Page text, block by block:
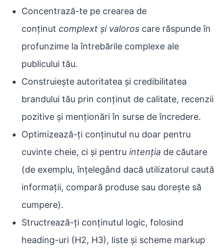
Concentrază-te pe crearea de
conținut complext și valoros care răspunde în
profunzime la întrebările complexe ale
publicului tău.
Construiește autoritatea și credibilitatea
brandului tău prin conținut de calitate, recenzii
pozitive și menționări în surse de încredere.
Optimizează-ți conținutul nu doar pentru
cuvinte cheie, ci și pentru intenția de căutare
(de exemplu, înțelegând dacă utilizatorul caută
informații, compară produse sau dorește să
cumpere).
Structrează-ți conținutul logic, folosind
heading-uri (H2, H3), liste și scheme markup